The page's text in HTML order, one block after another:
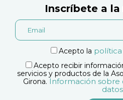
Inscríbete a
Acepto la
Acepto recibir
servicios y productos de la
Girona. Información sobre
datos